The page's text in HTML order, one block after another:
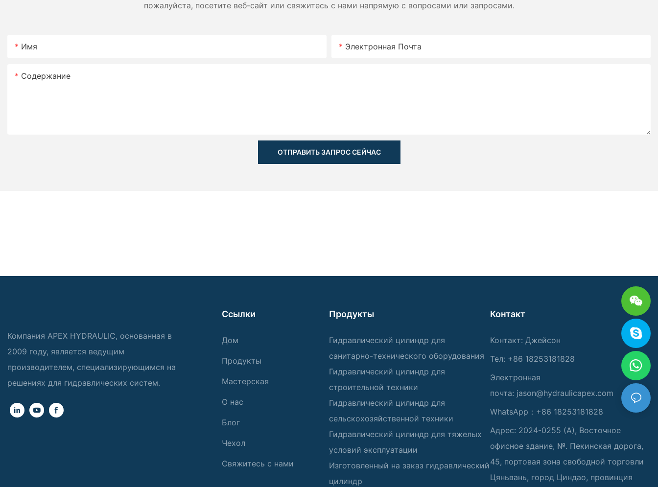
пожалуйста, посетите веб-сайт или свяжитесь с нами напрямую с вопросами или запросами.
Имя Электронная Почта
Содержание
ОТПРАВИТЬ ЗАПРОС СЕЙЧАС
Компания APEX HYDRAULIC, основанная в
2009 году, является ведущим
производителем, специализирующимся на
решениях для гидравлических систем.
Ссылки
Дом
Продукты
Мастерская
О нас
Блог
Чехол
Свяжитесь с нами
Продукты
Гидравлический цилиндр для
санитарно-технического оборудования
Гидравлический цилиндр для
строительной техники
Гидравлический цилиндр для
сельскохозяйственной техники
Гидравлический цилиндр для тяжелых
условий эксплуатации
Изготовленный на заказ гидравлический
цилиндр
Контакт
Контакт: Джейсон
Тел: +86 18253181828
Электронная
почта: jason@hydraulicapex.com
WhatsApp：+86 18253181828
Адрес: 2024-0255 (А), Восточное
офисное здание, №. Пекинская дорога,
45, портовая зона свободной торговли
Цяньвань, город Циндао, провинция